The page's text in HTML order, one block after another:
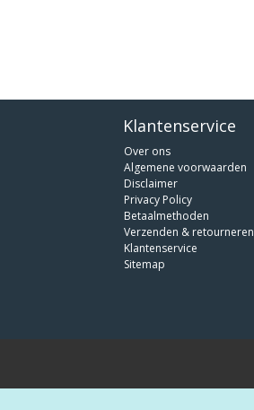
Klantenservice
Over ons
Algemene voorwaarden
Disclaimer
Privacy Policy
Betaalmethoden
Verzenden & retourneren
Klantenservice
Sitemap